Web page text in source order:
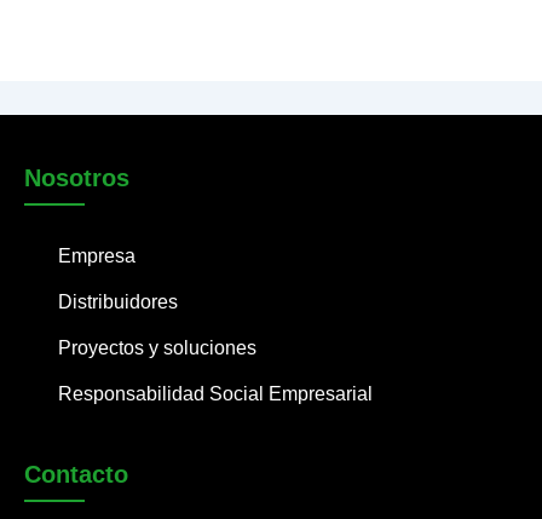
Nosotros
Empresa
Distribuidores
Proyectos y soluciones
Responsabilidad Social Empresarial
Contacto